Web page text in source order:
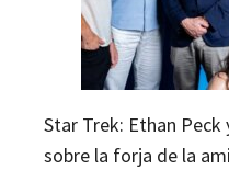
Star Trek: Ethan Peck
sobre la forja de la